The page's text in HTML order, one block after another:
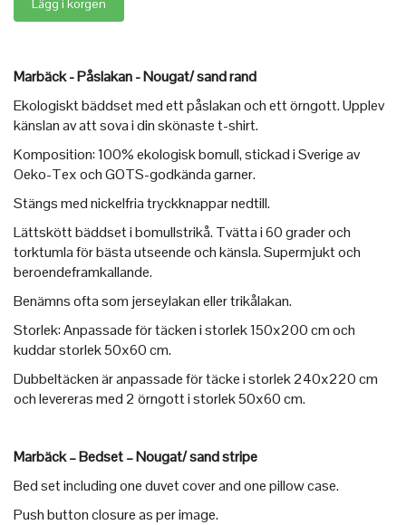
Marbäck - Påslakan - Nougat/ sand rand
Ekologiskt bäddset med ett påslakan och ett örngott. Upplev
känslan av att sova i din skönaste t-shirt.
Komposition: 100% ekologisk bomull, stickad i Sverige av
Oeko-Tex och GOTS-godkända garner.
Stängs med nickelfria tryckknappar nedtill.
Lättskött bäddset i bomullstrikå. Tvätta i 60 grader och
torktumla för bästa utseende och känsla. Supermjukt och
beroendeframkallande.
Benämns ofta som jerseylakan eller trikålakan.
Storlek: Anpassade för täcken i storlek 150x200 cm och
kuddar storlek 50x60 cm.
Dubbeltäcken är anpassade för täcke i storlek 240x220 cm
och levereras med 2 örngott i storlek 50x60 cm.
Marbäck – Bedset – Nougat/ sand stripe
Bed set including one duvet cover and one pillow case.
Push button closure as per image.